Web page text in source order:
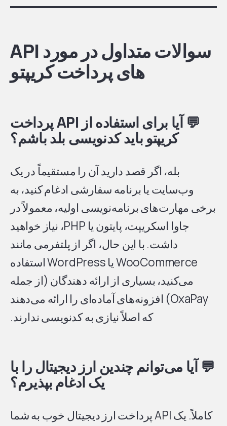
سوالات متداول در مورد API
های پرداخت کریپتو
💬
آیا برای استفاده از API پرداخت
کریپتو باید کدنویسی بلد باشم؟
بله، اگر قصد دارید آن را مستقیماً در یک
وب‌سایت یا برنامه سفارشی ادغام کنید، به
برخی مهارت‌های برنامه‌نویسی اولیه، معمولاً در
جاوا اسکریپت، پایتون یا PHP، نیاز خواهید
داشت. با این حال، اگر از پلتفرمی مانند
WooCommerce یا WordPress استفاده
می‌کنید، بسیاری از ارائه دهندگان (از جمله
OxaPay) افزونه‌های آماده‌ای را ارائه می‌دهند
که اصلاً نیازی به کدنویسی ندارند.
💬آیا می‌توانم چندین ارز دیجیتال را با
یک ادغام بپذیرم؟
کاملاً. یک API پرداخت ارز دیجیتال خوب به شما